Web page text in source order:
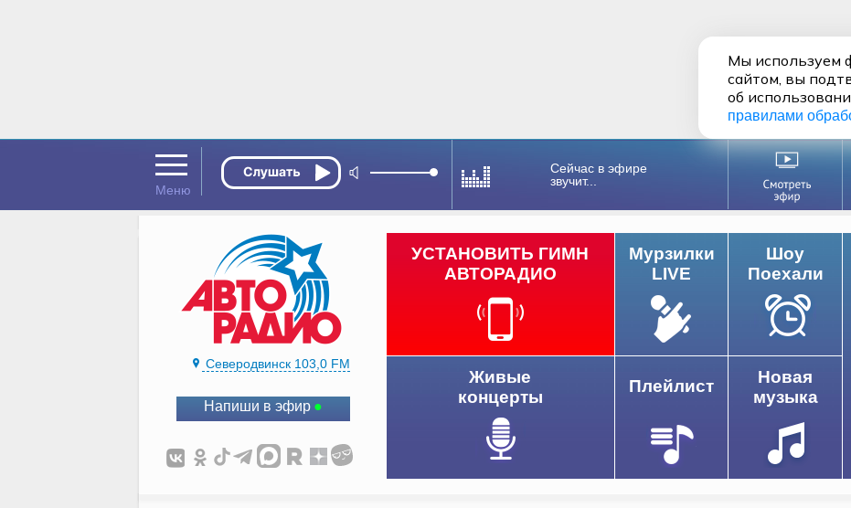
Сейчас в эфире
звучит...
Северодвинск 103,0 FM
Напиши в эфир
УСТАНОВИТЬ ГИМН
АВТОРАДИО
Мурзилки
LIVE
Шоу
Поехали
Живые
концерты
Плейлист
Новая
музыка
Мы используем
сайтом, вы
об
правилами